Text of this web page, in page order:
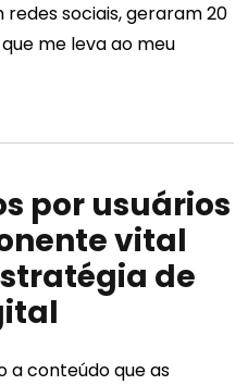
sociais, geraram 20
me leva ao meu
por usuários
vital
de
a conteúdo que as